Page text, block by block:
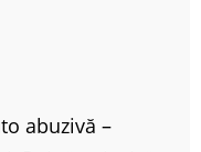
abuzivă –